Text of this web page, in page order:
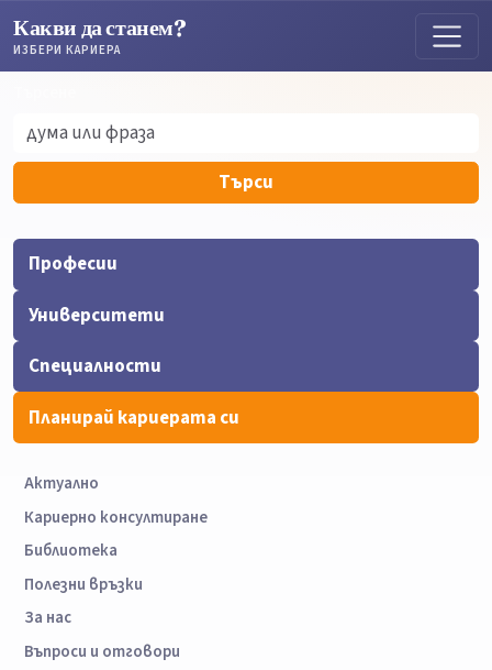
Какви да станем?
ИЗБЕРИ КАРИЕРА
Търси
Професии
Университети
Специалности
Планирай кариерата си
Актуално
Кариерно консултиране
Библиотека
Полезни връзки
За нас
Въпроси и отговори